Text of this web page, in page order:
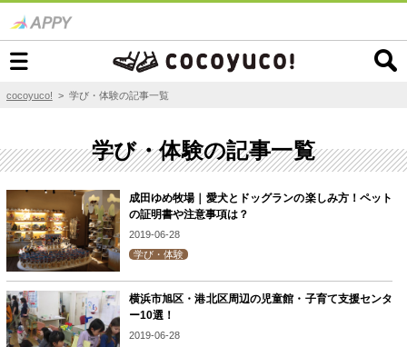
cocoyuco! > 学び・体験の記事一覧
学び・体験の記事一覧
成田ゆめ牧場｜愛犬とドッグランの楽しみ方！ペット
の証明書や注意事項は？
2019-06-28
学び・体験
横浜市旭区・港北区周辺の児童館・子育て支援センタ
ー10選！
2019-06-28